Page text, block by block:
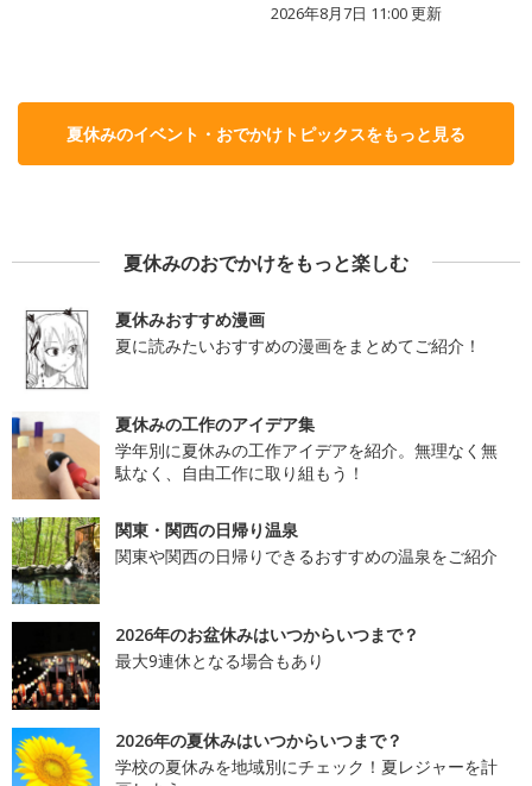
2026年8月7日 11:00更新
夏休みのイベント・おでかけトピックスをもっと見る
夏休みのおでかけをもっと楽しむ
夏休みおすすめ漫画
夏に読みたいおすすめの漫画をまとめてご紹介！
夏休みの工作のアイデア集
学年別に夏休みの工作アイデアを紹介。無理なく無
駄なく、自由工作に取り組もう！
関東・関西の日帰り温泉
関東や関西の日帰りできるおすすめの温泉をご紹介
2026年のお盆休みはいつからいつまで？
最大9連休となる場合もあり
2026年の夏休みはいつからいつまで？
学校の夏休みを地域別にチェック！夏レジャーを計